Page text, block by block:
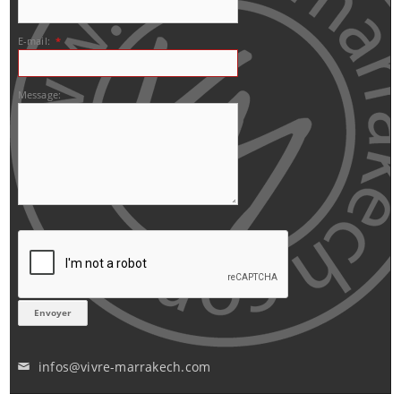
E-mail: *
Message:
✉ infos@vivre-marrakech.com